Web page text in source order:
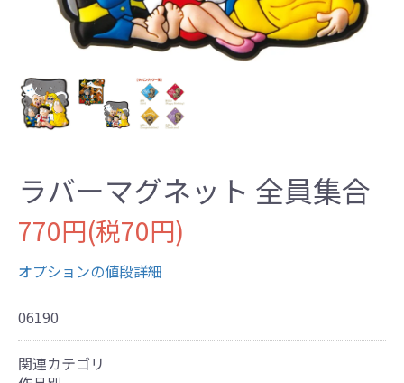
ラバーマグネット 全員集合
770円(税70円)
オプションの値段詳細
06190
関連カテゴリ